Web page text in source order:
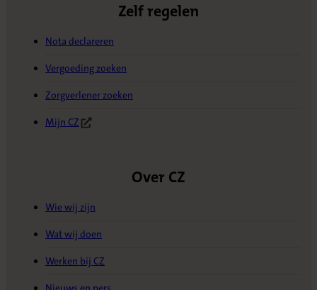
Zelf regelen
Nota declareren
Vergoeding zoeken
Zorgverlener zoeken
Mijn CZ
(Opent in nieuw tabblad)
Over CZ
Wie wij zijn
Wat wij doen
Werken bij CZ